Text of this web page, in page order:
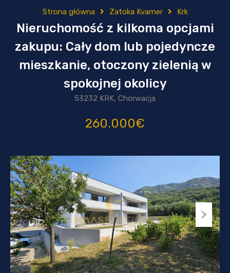
Strona główna Zatoka Kvarner Krk
Nieruchomość z kilkoma opcjami
zakupu: Cały dom lub pojedyncze
mieszkanie, otoczony zielenią w
spokojnej okolicy
53232 KRK, Chorwacja
260.000€